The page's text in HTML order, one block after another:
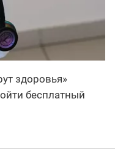
здоровья»
бесплатный